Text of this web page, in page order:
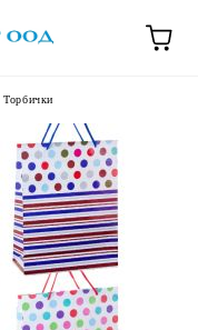
Торбички